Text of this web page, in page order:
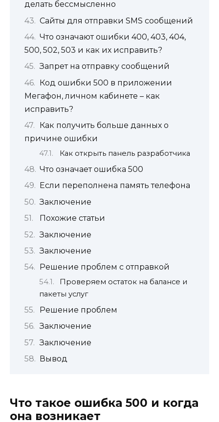
делать бессмысленно
Сайты для отправки SMS сообщений
Что означают ошибки 400, 403, 404,
500, 502, 503 и как их исправить?
Запрет на отправку сообщений
Код ошибки 500 в приложении
Мегафон, личном кабинете – как
исправить?
Как получить больше данных о
причине ошибки
Как открыть панель разработчика
Что означает ошибка 500
Если переполнена память телефона
Заключение
Похожие статьи
Заключение
Заключение
Решение проблем с отправкой
Проверяем остаток на балансе и
пакеты услуг
Решение проблем
Заключение
Заключение
Вывод
Что такое ошибка 500 и когда
она возникает